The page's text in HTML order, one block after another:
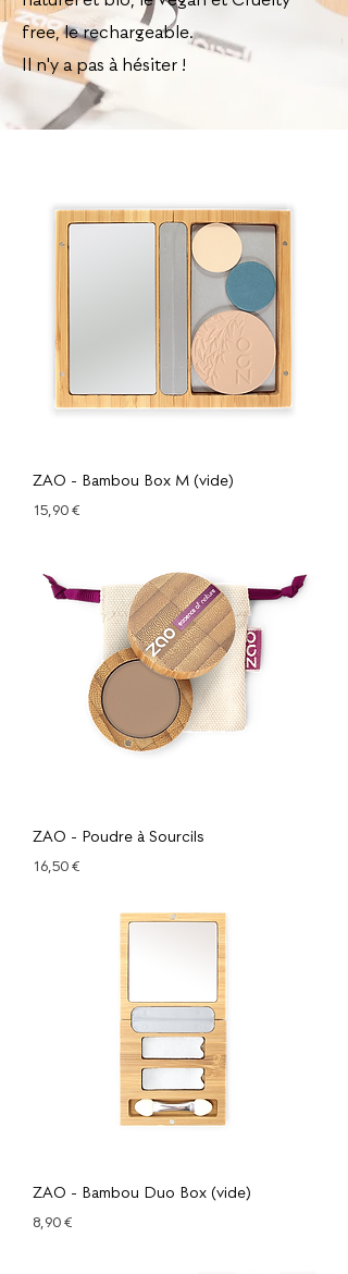
free, le rechargeable.
Il n'y a pas à hésiter !
ZAO - Bambou Box M (vide)
Prix
15,90 €
ZAO - Poudre à Sourcils
Prix
16,50 €
ZAO - Bambou Duo Box (vide)
Prix
8,90 €